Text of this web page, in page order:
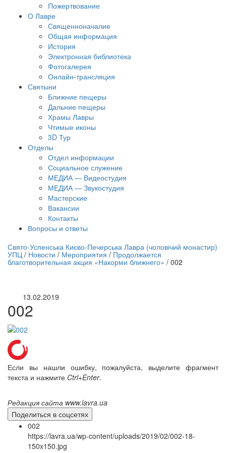
Пожертвование
О Лавре
Священноначалие
Общая информация
История
Электронная библиотека
Фотогалерея
Онлайн-трансляция
Святыни
Ближние пещеры
Дальние пещеры
Храмы Лавры
Чтимые иконы
3D Тур
Отделы
Отдел информации
Социальное служение
МЕДИА — Видеостудия
МЕДИА — Звукостудия
Мастерские
Вакансии
Контакты
Вопросы и ответы
трансляция | 12 сентября
трансляции
Свято-Успенська Києво-Печерська Лавра (чоловічий монастир)
УПЦ / Новости / Мероприятия / Продолжается
благотворительная акция «Накорми ближнего» / 002
13.02.2019
002
Если вы нашли ошибку, пожалуйста, выделите фрагмент
текста и нажмите Ctrl+Enter.
Редакция сайта www.lavra.ua
Поделиться в соцсетях
002
https://lavra.ua/wp-content/uploads/2019/02/002-18-
150x150.jpg